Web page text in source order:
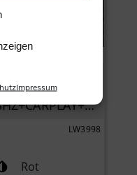
Impressum
Icon Hybrid+KAMERA+SHZ+CARPLAY+KLIMAAUTOMATIK+TEMPOMAT+
LW3998
Rot